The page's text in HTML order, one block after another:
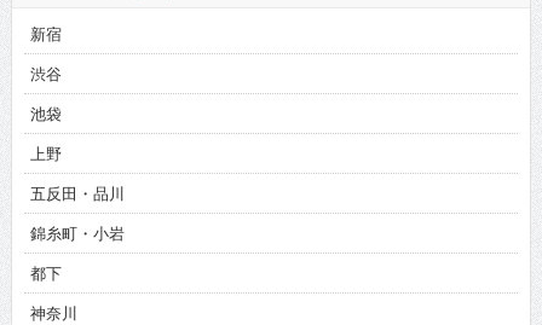
新宿
渋谷
池袋
上野
五反田・品川
錦糸町・小岩
都下
神奈川